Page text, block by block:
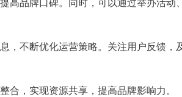
高品牌口碑。同时，可以通过举办活动
，不断优化运营策略。关注用户反馈，
合，实现资源共享，提高品牌影响力。